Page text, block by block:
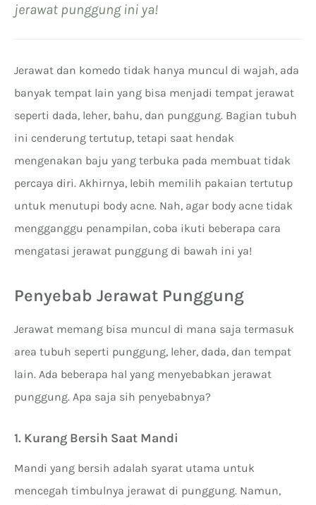
jerawat punggung ini ya!
Jerawat dan komedo tidak hanya muncul di wajah, ada
banyak tempat lain yang bisa menjadi tempat jerawat
seperti dada, leher, bahu, dan punggung. Bagian tubuh
ini cenderung tertutup, tetapi saat hendak
mengenakan baju yang terbuka pada membuat tidak
percaya diri. Akhirnya, lebih memilih pakaian tertutup
untuk menutupi body acne. Nah, agar body acne tidak
mengganggu penampilan, coba ikuti beberapa cara
mengatasi jerawat punggung di bawah ini ya!
Penyebab Jerawat Punggung
Jerawat memang bisa muncul di mana saja termasuk
area tubuh seperti punggung, leher, dada, dan tempat
lain. Ada beberapa hal yang menyebabkan jerawat
punggung. Apa saja sih penyebabnya?
1. Kurang Bersih Saat Mandi
Mandi yang bersih adalah syarat utama untuk
mencegah timbulnya jerawat di punggung. Namun,